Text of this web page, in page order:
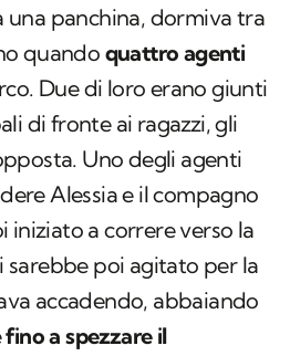
una panchina, dormiva tra
quando quattro agenti
Due di loro erano giunti
di fronte ai ragazzi, gli
Uno degli agenti
Alessia e il compagno
iniziato a correre verso la
sarebbe poi agitato per la
accadendo, abbaiando
fino a spezzare il